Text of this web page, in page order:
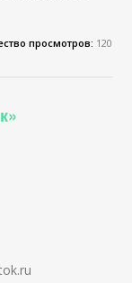
просмотров: 120